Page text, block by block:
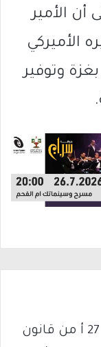
أن الأمير
الأميركي
وتوفير
يتم الاستخدام المواد وفقًا للمادة 27 أ من قانون